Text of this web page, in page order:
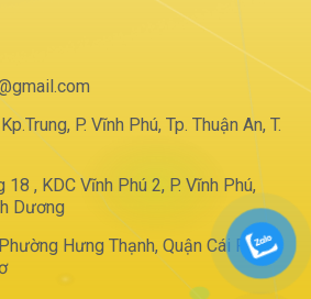
P. Vĩnh Phú, Tp. Thuận An, T.
, KDC Vĩnh Phú 2, P. Vĩnh Phú,
Dương
Hưng Thạnh, Quận Cái Răng,